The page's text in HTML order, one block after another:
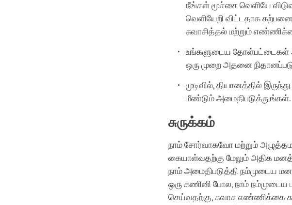
நீங்கள் மூச்சை வெளியே
வெளியேறி விட்டதாக
சுவாசித்தல் மற்றும்
உங்களுடைய தோள்பட்டைகள்
ஒரு முறை அதனை
முடிவில், தியானத்தில்
மீண்டும் அமைதிபடுத்துங்கள்.
சுருக்கம்
நாம் சோர்வாகவோ மற்றும்
கையாள்வதற்கு மேலும் அதிக
நாம் அமைதிபடுத்தி நம்முடைய
ஒரு கணினி போல, நாம்
செய்வதற்கு, சுவாச எண்ணிக்கை